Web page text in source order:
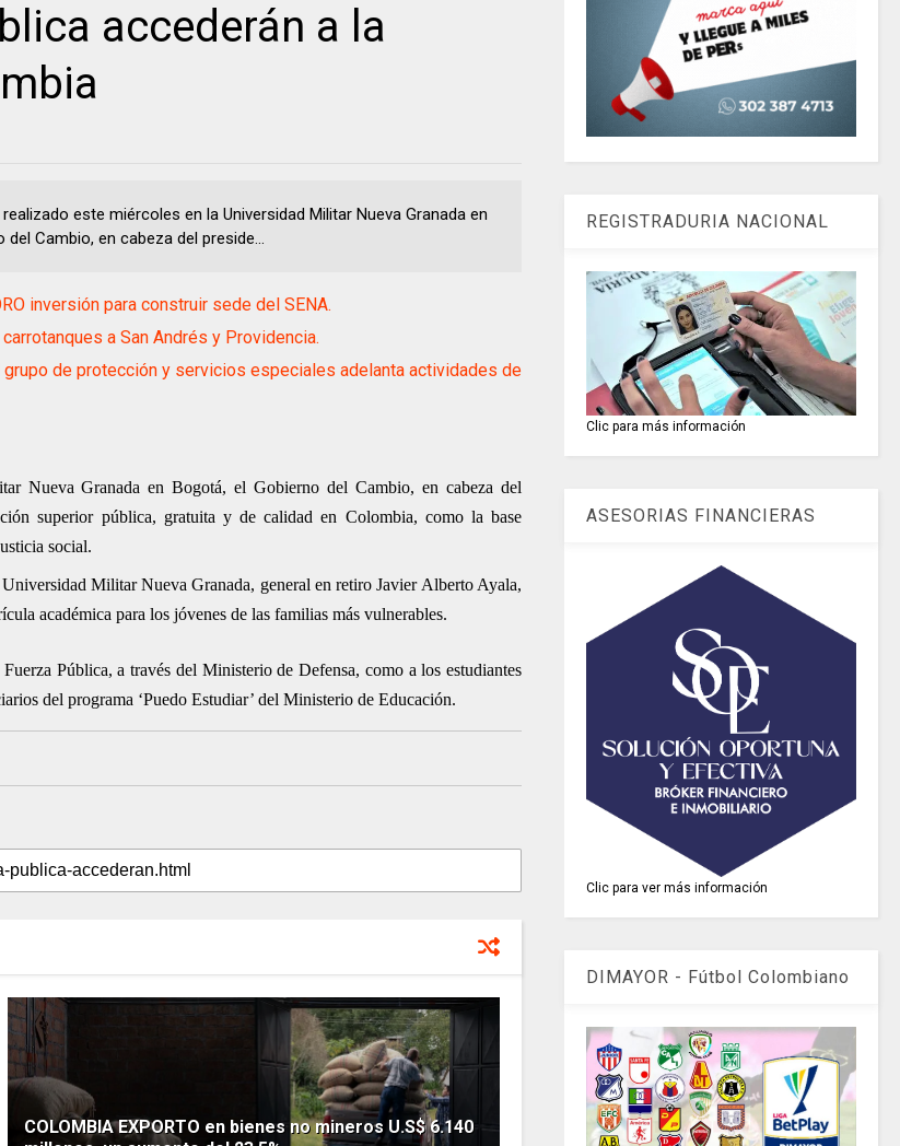
accederán a la
este miércoles en la Universidad Militar Nueva Granada en
del Cambio, en cabeza del preside...
inversión para construir sede del SENA.
carrotanques a San Andrés y Providencia.
grupo de protección y servicios especiales adelanta actividades de
Nueva Granada en Bogotá, el Gobierno del Cambio, en cabeza del
superior pública, gratuita y de calidad en Colombia, como la base
social.
Militar Nueva Granada, general en retiro Javier Alberto Ayala,
académica para los jóvenes de las familias más vulnerables.
Pública, a través del Ministerio de Defensa, como a los estudiantes
del programa ‘Puedo Estudiar’ del Ministerio de Educación.
COLOMBIA EXPORTO en bienes no mineros U.S$ 6.140
REGISTRADURIA NACIONAL
Clic para más información
ASESORIAS FINANCIERAS
Clic para ver más información
DIMAYOR - Fútbol Colombiano